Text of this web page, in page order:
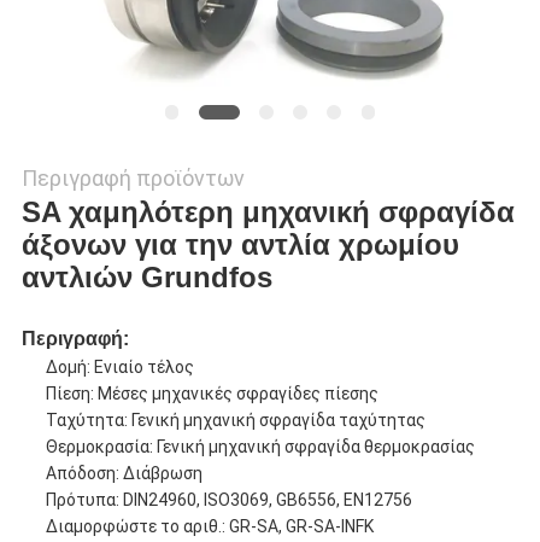
Περιγραφή προϊόντων
SA χαμηλότερη μηχανική σφραγίδα
άξονων για την αντλία χρωμίου
αντλιών Grundfos
Περιγραφή:
Δομή: Ενιαίο τέλος
Πίεση: Μέσες μηχανικές σφραγίδες πίεσης
Ταχύτητα: Γενική μηχανική σφραγίδα ταχύτητας
Θερμοκρασία: Γενική μηχανική σφραγίδα θερμοκρασίας
Απόδοση: Διάβρωση
Πρότυπα: DIN24960, ISO3069, GB6556, EN12756
Διαμορφώστε το αριθ.: GR-SA, GR-SA-INFK